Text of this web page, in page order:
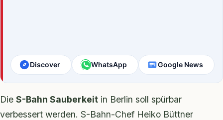
Discover WhatsApp Google News
Die S-Bahn Sauberkeit in Berlin soll spürbar
verbessert werden. S-Bahn-Chef Heiko Büttner